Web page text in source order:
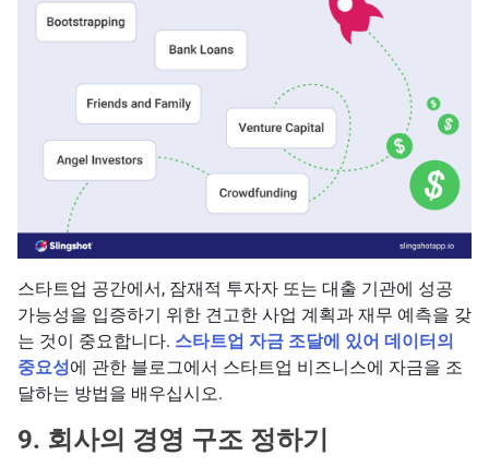
스타트업 공간에서, 잠재적 투자자 또는 대출 기관에 성공
가능성을 입증하기 위한 견고한 사업 계획과 재무 예측을 갖
는 것이 중요합니다. 스타트업 자금 조달에 있어 데이터의
중요성에 관한 블로그에서 스타트업 비즈니스에 자금을 조
달하는 방법을 배우십시오.
9. 회사의 경영 구조 정하기